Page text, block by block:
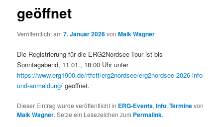
geöffnet
Veröffentlicht am7. Januar 2026vonMaik Wagner
Die Registrierung für die ERG2Nordsee-Tour ist bis
Sonntagabend, 11.01., 18:00 Uhr unter
https://www.erg1900.de/rtfctf/erg2nordsee/erg2nordsee-2026-info-
und-anmeldung/ geöffnet.
Dieser Eintrag wurde veröffentlicht in ERG-Events,Info,Terminevon
Maik Wagner. Setze ein Lesezeichen zum Permalink.